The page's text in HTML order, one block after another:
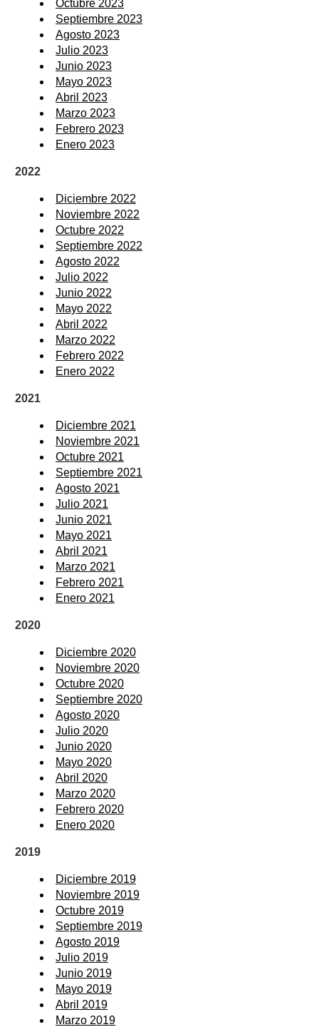
Octubre 2023
Septiembre 2023
Agosto 2023
Julio 2023
Junio 2023
Mayo 2023
Abril 2023
Marzo 2023
Febrero 2023
Enero 2023
2022
Diciembre 2022
Noviembre 2022
Octubre 2022
Septiembre 2022
Agosto 2022
Julio 2022
Junio 2022
Mayo 2022
Abril 2022
Marzo 2022
Febrero 2022
Enero 2022
2021
Diciembre 2021
Noviembre 2021
Octubre 2021
Septiembre 2021
Agosto 2021
Julio 2021
Junio 2021
Mayo 2021
Abril 2021
Marzo 2021
Febrero 2021
Enero 2021
2020
Diciembre 2020
Noviembre 2020
Octubre 2020
Septiembre 2020
Agosto 2020
Julio 2020
Junio 2020
Mayo 2020
Abril 2020
Marzo 2020
Febrero 2020
Enero 2020
2019
Diciembre 2019
Noviembre 2019
Octubre 2019
Septiembre 2019
Agosto 2019
Julio 2019
Junio 2019
Mayo 2019
Abril 2019
Marzo 2019